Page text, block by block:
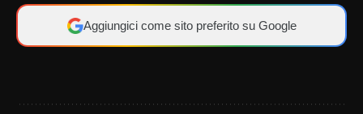
Aggiungici come sito preferito su Google